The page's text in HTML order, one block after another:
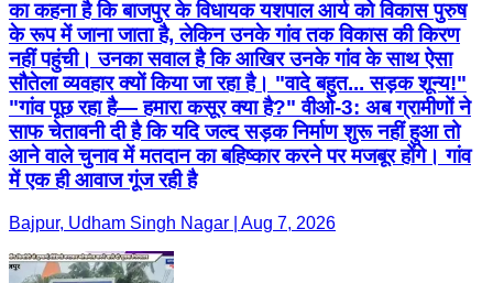
का कहना है कि बाजपुर के विधायक यशपाल आर्य को विकास पुरुष
के रूप में जाना जाता है, लेकिन उनके गांव तक विकास की किरण
नहीं पहुंची। उनका सवाल है कि आखिर उनके गांव के साथ ऐसा
सौतेला व्यवहार क्यों किया जा रहा है। "वादे बहुत... सड़क शून्य!"
"गांव पूछ रहा है— हमारा कसूर क्या है?" वीओ-3: अब ग्रामीणों ने
साफ चेतावनी दी है कि यदि जल्द सड़क निर्माण शुरू नहीं हुआ तो
आने वाले चुनाव में मतदान का बहिष्कार करने पर मजबूर होंगे। गांव
में एक ही आवाज गूंज रही है
Bajpur, Udham Singh Nagar | Aug 7, 2026